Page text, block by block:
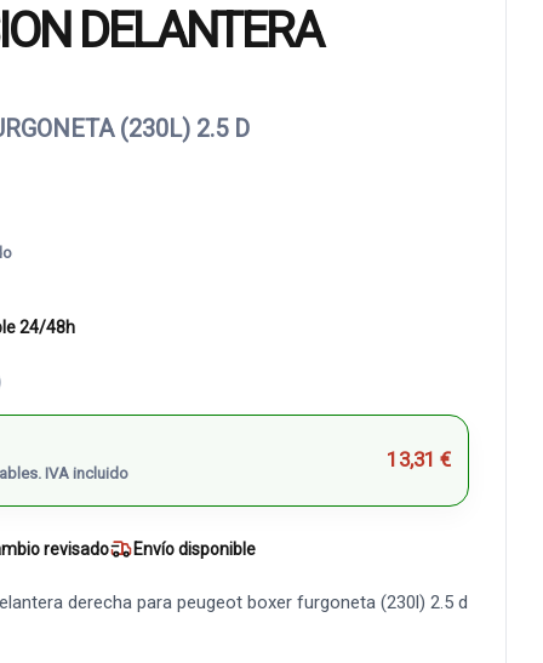
DELANTERA
(230L) 2.5 D
24/48h
IVA incluido
13,31 €
revisado Envío disponible
derecha para peugeot boxer furgoneta (230l) 2.5 d